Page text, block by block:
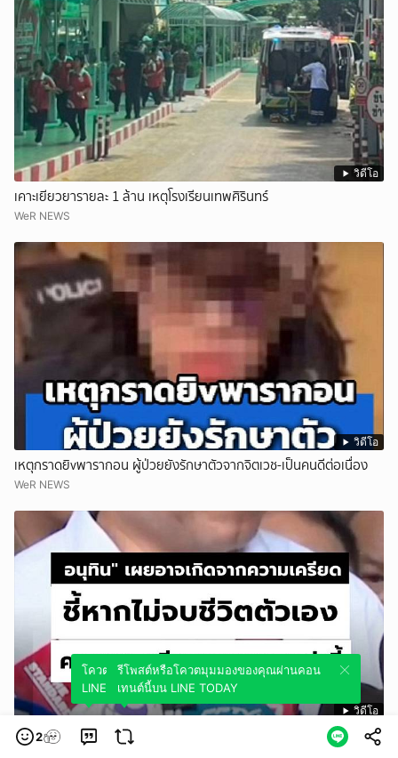
วิดีโอ
เคาะเยียวยารายละ 1 ล้าน เหตุโรงเรียนเทพศิรินทร์
WeR NEWS
วิดีโอ
เหตุกราดยิvพารากอน ผู้ป่วยยังรักษาตัวจากจิตเวช-เป็นคนดีต่อเนื่อง
WeR NEWS
วิดีโอ
_อนุทิน_ เผยอาจเกิดจากความเครียด ชี้หากไม่จบชีวิตตัวเอง ความสูญ
2
โควตมุมมองของคุณผ่านคอนเทนต์นี้บน
LINE TODAY
รีโพสต์หรือโควตมุมมองของคุณผ่านคอน
เทนต์นี้บน LINE TODAY